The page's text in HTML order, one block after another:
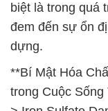
biệt là trong quá
đem đến sự ổn
dựng.
**Bí Mật Hóa
trong Cuộc